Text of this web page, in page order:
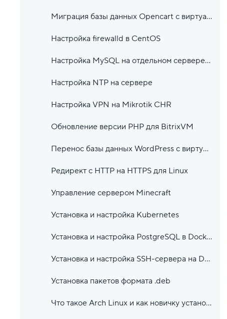
Миграция базы данных Opencart с виртуального хостинга в облако
Настройка firewalld в CentOS
Настройка MySQL на отдельном сервере с локальной сетью VPS
Настройка NTP на сервере
Настройка VPN на Mikrotik CHR
Обновление версии PHP для BitrixVM
Перенос базы данных WordPress с виртуального хостинга в облако
Редирект с HTTP на HTTPS для Linux
Управление сервером Minecraft
Установка и настройка Kubernetes
Установка и настройка PostgreSQL в Docker
Установка и настройка SSH-сервера на Debian
Установка пакетов формата .deb
Что такое Arch Linux и как новичку установить его без проблем